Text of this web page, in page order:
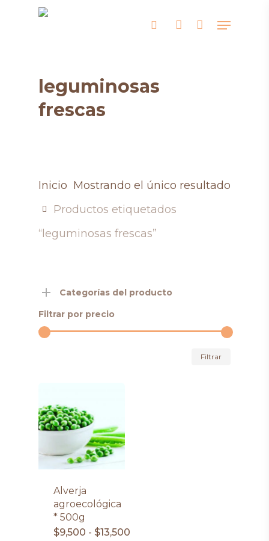
searchaccount
Menu
leguminosas
frescas
Mostrando el único resultado
Inicio
Productos etiquetados
“leguminosas frescas”
Categorías del producto
Filtrar por precio
Filtrar
Alverja
agroecológica
* 500g
$9,500 - $13,500